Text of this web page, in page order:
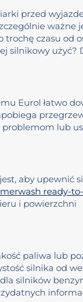
przed
ważne
trochę czasu od
silnikowy użyć?
Eurol łatwo
problemom lub
aby upewnić
ready-
i powierzchni
paliwa lub
silnika od
silników